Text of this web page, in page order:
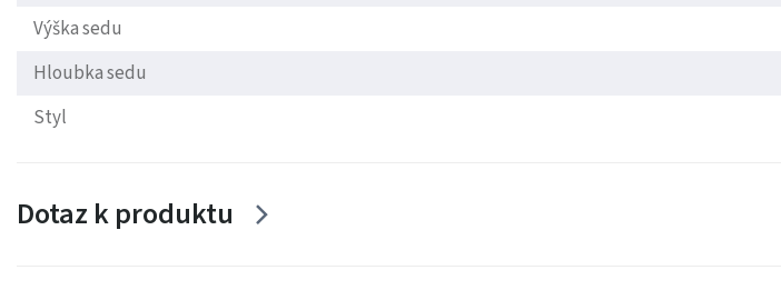
Výška sedu
Hloubka sedu
Styl
Dotaz k produktu